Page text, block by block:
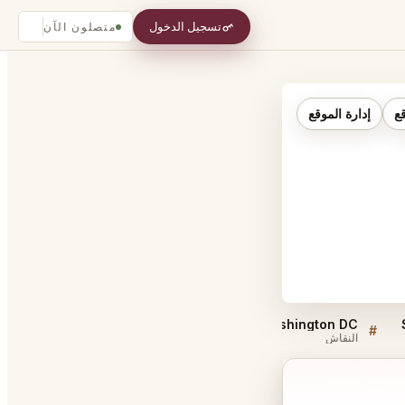
تسجيل الدخول متصلون الآن
إدارة الموقع
# النقاش